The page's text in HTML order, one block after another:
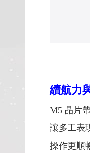
續航力
M5 晶片
讓多工表
操作更順